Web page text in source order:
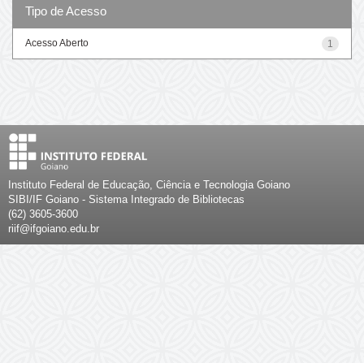
Tipo de Acesso
1
Acesso Aberto
Instituto Federal de Educação, Ciência e Tecnologia Goiano
SIBI/IF Goiano - Sistema Integrado de Bibliotecas
(62) 3605-3600
riif@ifgoiano.edu.br